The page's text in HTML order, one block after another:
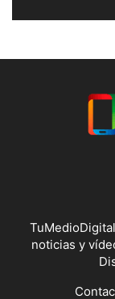
noticias y